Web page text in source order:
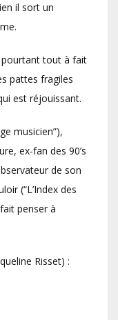
il sort un
pourtant tout à fait
pattes fragiles
est réjouissant.
musicien”),
ex-fan des 90’s
de son
(“L’Index des
penser à
Risset) :